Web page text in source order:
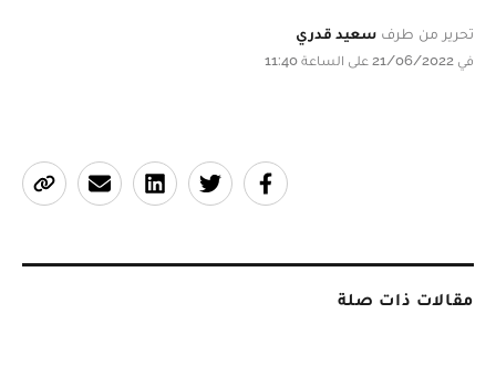
تحرير من طرف سعيد قدري
في 21/06/2022 على الساعة 11:40
مقالات ذات صلة